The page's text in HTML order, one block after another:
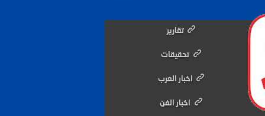
تقارير
تحقيقات
اخبار العرب
اخبار الفن